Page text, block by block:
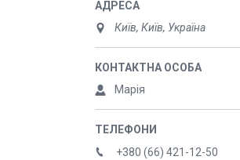
Київ, Київ, Україна
Марія
+380 (66) 421-12-50